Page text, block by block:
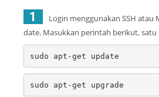
1 Login menggunakan SSH atau
date. Masukkan perintah berikut,
sudo apt-get update
sudo apt-get upgrade